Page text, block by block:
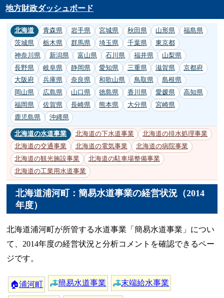
地方財政ダッシュボード
北海道 青森県 岩手県 宮城県 秋田県 山形県
福島県
茨城県
栃木県 群馬県 埼玉県 千葉県
東京都
神奈川県
新潟県 富山県 石川県 福井県
山梨県
長野県
岐阜県 静岡県 愛知県 三重県 滋賀県
京都府
大阪府
兵庫県 奈良県 和歌山県 鳥取県
島根県
岡山県
広島県 山口県 徳島県 香川県 愛媛県
高知県
福岡県
佐賀県 長崎県 熊本県 大分県
宮崎県
鹿児島県
沖縄県
北海道の水道事業 北海道の下水道事業
北海道の排水処理事業
北海道の交通事業
北海道の電気事業
北海道の病院事業
北海道の観光施設事業
北海道の駐車場整備事業
北海道の工業用水道事業
北海道浦河町：簡易水道事業の経営状況（2014
年度）
北海道浦河町が所管する水道事業「簡易水道事業」につい
て、2014年度の経営状況と分析コメントを確認できるペー
ジです。
🏠浦河町 簡易水道事業 末端給水事業